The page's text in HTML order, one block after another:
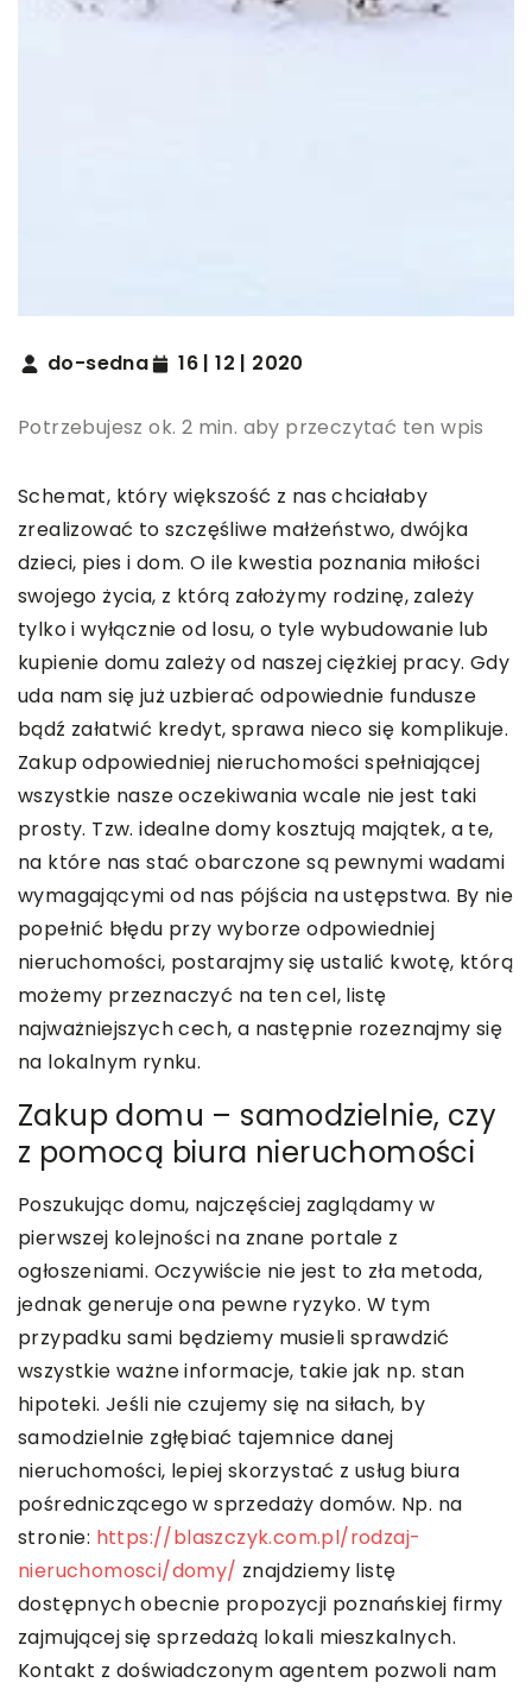
do-sedna 16 | 12 | 2020
Potrzebujesz ok. 2 min. aby przeczytać ten wpis
Schemat, który większość z nas chciałaby
zrealizować to szczęśliwe małżeństwo, dwójka
dzieci, pies i dom. O ile kwestia poznania miłości
swojego życia, z którą założymy rodzinę, zależy
tylko i wyłącznie od losu, o tyle wybudowanie lub
kupienie domu zależy od naszej ciężkiej pracy. Gdy
uda nam się już uzbierać odpowiednie fundusze
bądź załatwić kredyt, sprawa nieco się komplikuje.
Zakup odpowiedniej nieruchomości spełniającej
wszystkie nasze oczekiwania wcale nie jest taki
prosty. Tzw. idealne domy kosztują majątek, a te,
na które nas stać obarczone są pewnymi wadami
wymagającymi od nas pójścia na ustępstwa. By nie
popełnić błędu przy wyborze odpowiedniej
nieruchomości, postarajmy się ustalić kwotę, którą
możemy przeznaczyć na ten cel, listę
najważniejszych cech, a następnie rozeznajmy się
na lokalnym rynku.
Zakup domu – samodzielnie, czy
z pomocą biura nieruchomości
Poszukując domu, najczęściej zaglądamy w
pierwszej kolejności na znane portale z
ogłoszeniami. Oczywiście nie jest to zła metoda,
jednak generuje ona pewne ryzyko. W tym
przypadku sami będziemy musieli sprawdzić
wszystkie ważne informacje, takie jak np. stan
hipoteki. Jeśli nie czujemy się na siłach, by
samodzielnie zgłębiać tajemnice danej
nieruchomości, lepiej skorzystać z usług biura
pośredniczącego w sprzedaży domów. Np. na
stronie: https://blaszczyk.com.pl/rodzaj-
nieruchomosci/domy/ znajdziemy listę
dostępnych obecnie propozycji poznańskiej firmy
zajmującej się sprzedażą lokali mieszkalnych.
Kontakt z doświadczonym agentem pozwoli nam